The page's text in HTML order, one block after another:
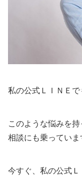
私の公式ＬＩＮＥで
このような悩みを
相談にも乗っていま
今すぐ、私の公式